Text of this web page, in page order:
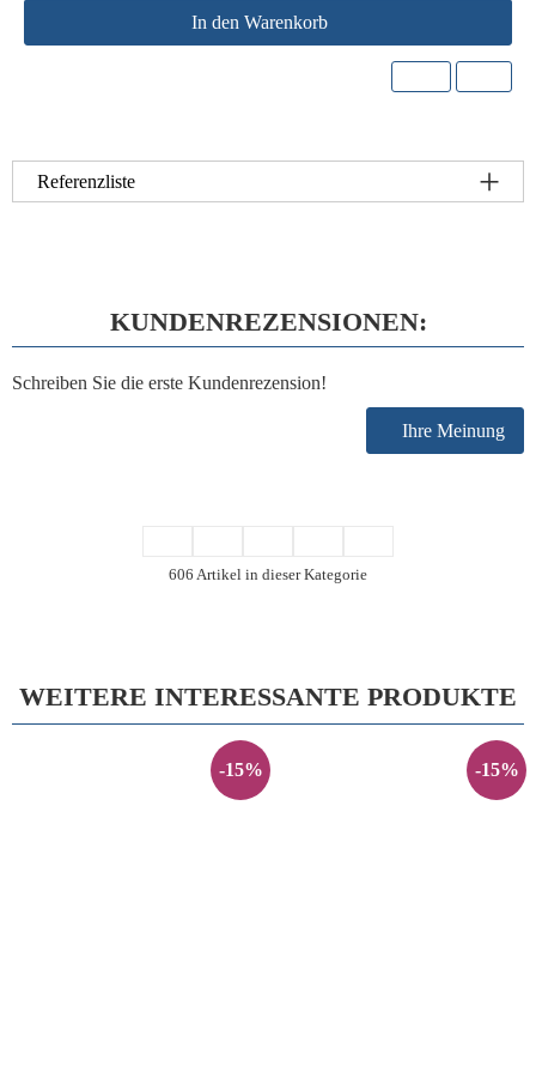
In den Warenkorb
Referenzliste
KUNDENREZENSIONEN:
Schreiben Sie die erste Kundenrezension!
Ihre Meinung
606 Artikel in dieser Kategorie
WEITERE INTERESSANTE PRODUKTE
-15% -15%